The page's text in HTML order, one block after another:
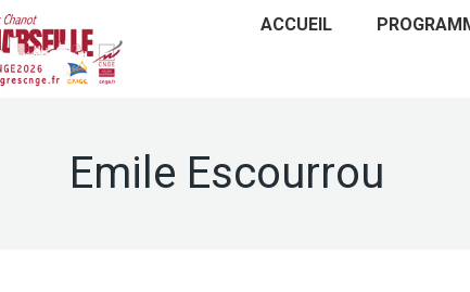
ACCUEIL
Emile Escourrou